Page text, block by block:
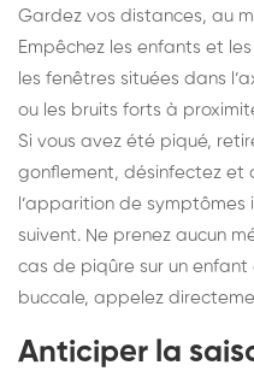
Gardez vos distances, au
Empêchez les enfants et
les fenêtres situées dans
ou les bruits forts à
Si vous avez été piqué,
gonflement, désinfectez et
l’apparition de symptômes
suivent. Ne prenez aucun
cas de piqûre sur un
buccale, appelez
Anticiper la